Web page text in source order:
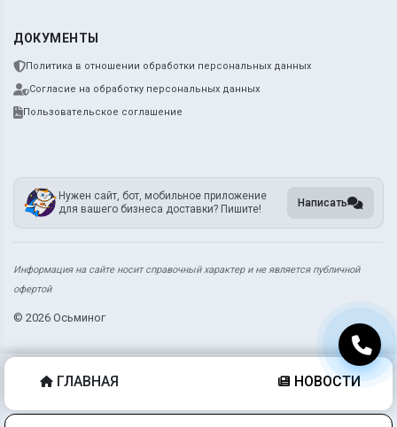
ДОКУМЕНТЫ
Политика в отношении обработки персональных данных
Согласие на обработку персональных данных
Пользовательское соглашение
Нужен сайт, бот, мобильное приложение
для вашего бизнеса доставки? Пишите!
Написать
Информация на сайте носит справочный характер и не является публичной
офертой
© 2026 Осьминог
ГЛАВНАЯ НОВОСТИ